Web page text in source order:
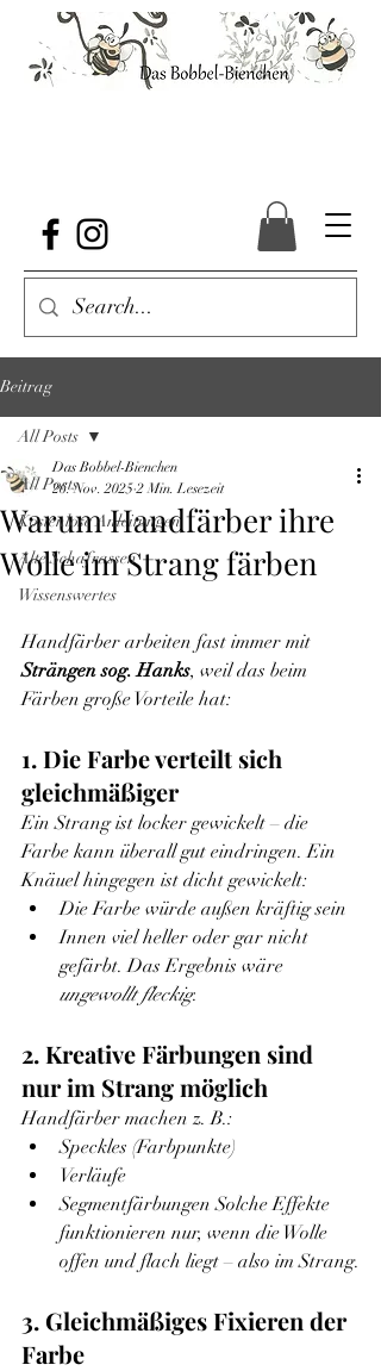
Beitrag
All Posts
Kostenlose Anleitungen
Alte Schafrassen
Wissenswertes
All Posts
Warum Handfärber ihre
Wolle im Strang färben
Das Bobbel-Bienchen
26. Nov. 2025 2 Min. Lesezeit
Handfärber arbeiten fast immer mit
Strängen sog. Hanks, weil das beim
Färben große Vorteile hat:
1. Die Farbe verteilt sich
gleichmäßiger
Ein Strang ist locker gewickelt – die
Farbe kann überall gut eindringen. Ein
Knäuel hingegen ist dicht gewickelt:
Die Farbe würde außen kräftig sein
Innen viel heller oder gar nicht
gefärbt. Das Ergebnis wäre
ungewollt fleckig.
2. Kreative Färbungen sind
nur im Strang möglich
Handfärber machen z. B.:
Speckles (Farbpunkte)
Verläufe
Segmentfärbungen Solche Effekte
funktionieren nur, wenn die Wolle
offen und flach liegt – also im Strang.
3. Gleichmäßiges Fixieren der
Farbe